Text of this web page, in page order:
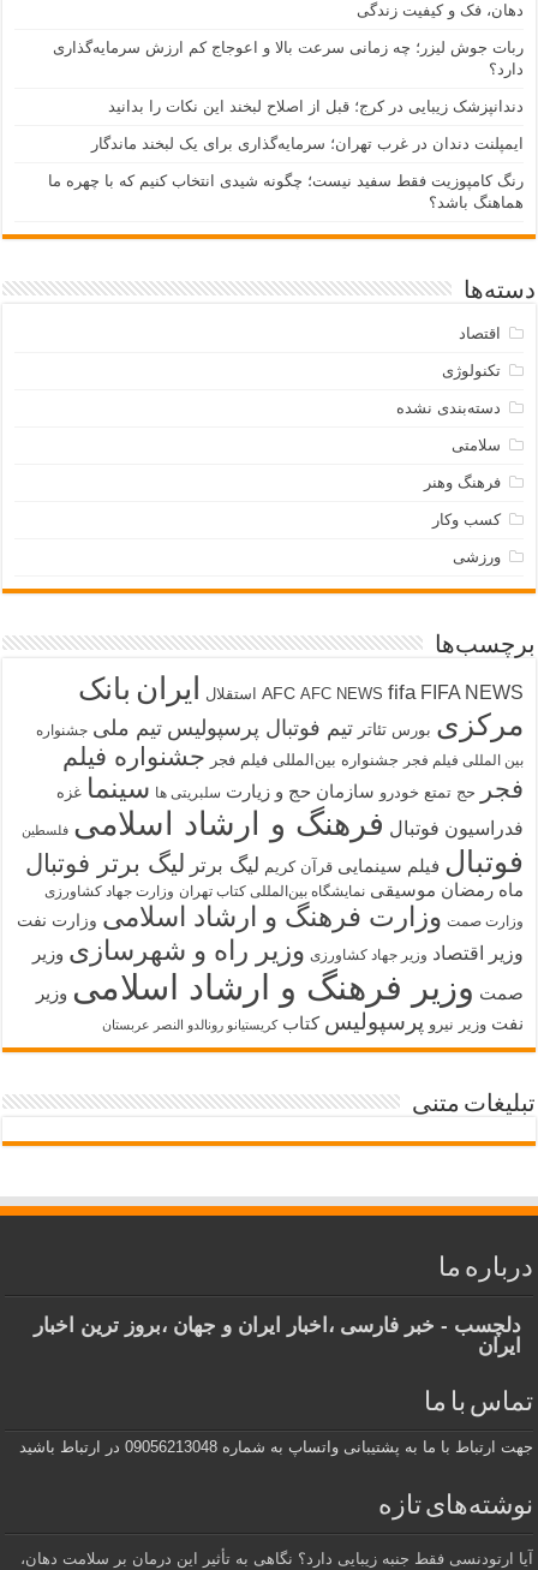
دهان، فک و کیفیت زندگی
ربات جوش لیزر؛ چه زمانی سرعت بالا و اعوجاج کم ارزش سرمایه‌گذاری
دارد؟
دندانپزشک زیبایی در کرج؛ قبل از اصلاح لبخند این نکات را بدانید
ایمپلنت دندان در غرب تهران؛ سرمایه‌گذاری برای یک لبخند ماندگار
رنگ کامپوزیت فقط سفید نیست؛ چگونه شیدی انتخاب کنیم که با چهره ما
هماهنگ باشد؟
دسته‌ها
اقتصاد
تکنولوژی
دسته‌بندی نشده
سلامتی
فرهنگ وهنر
کسب وکار
ورزشی
برچسب‌ها
AFC AFC NEWS fifa FIFA NEWS استقلال ایران بانک
مرکزی بورس تئاتر تیم فوتبال پرسپولیس تیم ملی جشنواره
بین المللی فیلم فجر جشنواره بین‌المللی فیلم فجر جشنواره فیلم
فجر
حج تمتع خودرو سازمان حج و زیارت سلبریتی ها سینما غزه
فدراسیون فوتبال فرهنگ و ارشاد اسلامی فلسطین
فوتبال فیلم سینمایی قرآن کریم لیگ برتر لیگ برتر فوتبال
ماه رمضان موسیقی نمایشگاه بین‌المللی کتاب تهران وزارت جهاد کشاورزی
وزارت صمت وزارت فرهنگ و ارشاد اسلامی وزارت نفت
وزیر اقتصاد وزیر جهاد کشاورزی وزیر راه و شهرسازی وزیر
صمت وزیر فرهنگ و ارشاد اسلامی وزیر
نفت وزیر نیرو پرسپولیس کتاب کریستیانو رونالدو النصر عربستان
تبلیغات متنی
درباره ما
دلچسب - خبر فارسی ،اخبار ایران و جهان ،بروز ترین اخبار
ایران
تماس با ما
جهت ارتباط با ما به پشتیبانی واتساپ به شماره 09056213048 در ارتباط باشید
نوشته‌های تازه
آیا ارتودنسی فقط جنبه زیبایی دارد؟ نگاهی به تأثیر این درمان بر سلامت دهان،